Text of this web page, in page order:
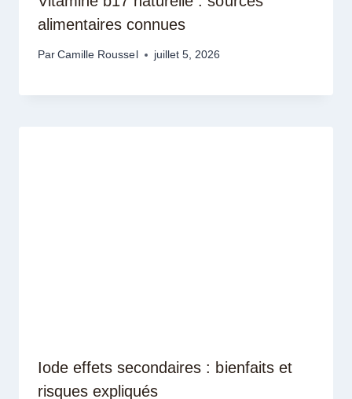
alimentaires connues
Par Camille Roussel juillet 5, 2026
Iode effets secondaires : bienfaits et
risques expliqués